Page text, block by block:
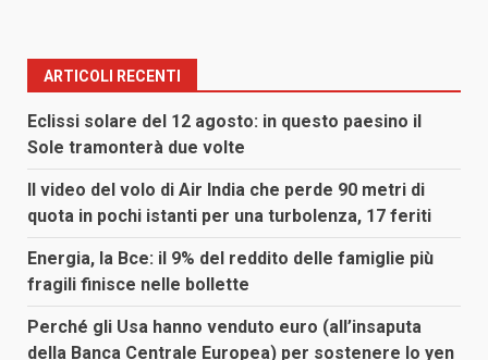
ARTICOLI RECENTI
Eclissi solare del 12 agosto: in questo paesino il
Sole tramonterà due volte
Il video del volo di Air India che perde 90 metri di
quota in pochi istanti per una turbolenza, 17 feriti
Energia, la Bce: il 9% del reddito delle famiglie più
fragili finisce nelle bollette
Perché gli Usa hanno venduto euro (all’insaputa
della Banca Centrale Europea) per sostenere lo yen